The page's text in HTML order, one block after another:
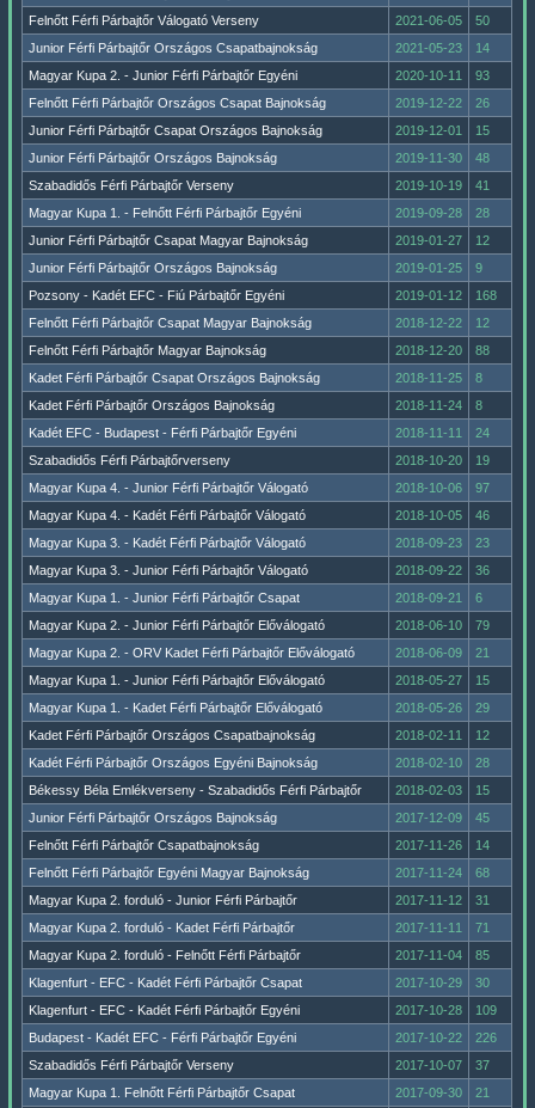
Felnőtt Férfi Párbajtőr Válogató Verseny
2021-06-05
50
Junior Férfi Párbajtőr Országos Csapatbajnokság
2021-05-23
14
Magyar Kupa 2. - Junior Férfi Párbajtőr Egyéni
2020-10-11
93
Felnőtt Férfi Párbajtőr Országos Csapat Bajnokság
2019-12-22
26
Junior Férfi Párbajtőr Csapat Országos Bajnokság
2019-12-01
15
Junior Férfi Párbajtőr Országos Bajnokság
2019-11-30
48
Szabadidős Férfi Párbajtőr Verseny
2019-10-19
41
Magyar Kupa 1. - Felnőtt Férfi Párbajtőr Egyéni
2019-09-28
28
Junior Férfi Párbajtőr Csapat Magyar Bajnokság
2019-01-27
12
Junior Férfi Párbajtőr Országos Bajnokság
2019-01-25
9
Pozsony - Kadét EFC - Fiú Párbajtőr Egyéni
2019-01-12
168
Felnőtt Férfi Párbajtőr Csapat Magyar Bajnokság
2018-12-22
12
Felnőtt Férfi Párbajtőr Magyar Bajnokság
2018-12-20
88
Kadet Férfi Párbajtőr Csapat Országos Bajnokság
2018-11-25
8
Kadet Férfi Párbajtőr Országos Bajnokság
2018-11-24
8
Kadét EFC - Budapest - Férfi Párbajtőr Egyéni
2018-11-11
24
Szabadidős Férfi Párbajtőrverseny
2018-10-20
19
Magyar Kupa 4. - Junior Férfi Párbajtőr Válogató
2018-10-06
97
Magyar Kupa 4. - Kadét Férfi Párbajtőr Válogató
2018-10-05
46
Magyar Kupa 3. - Kadét Férfi Párbajtőr Válogató
2018-09-23
23
Magyar Kupa 3. - Junior Férfi Párbajtőr Válogató
2018-09-22
36
Magyar Kupa 1. - Junior Férfi Párbajtőr Csapat
2018-09-21
6
Magyar Kupa 2. - Junior Férfi Párbajtőr Előválogató
2018-06-10
79
Magyar Kupa 2. - ORV Kadet Férfi Párbajtőr Előválogató
2018-06-09
21
Magyar Kupa 1. - Junior Férfi Párbajtőr Előválogató
2018-05-27
15
Magyar Kupa 1. - Kadet Férfi Párbajtőr Előválogató
2018-05-26
29
Kadet Férfi Párbajtőr Országos Csapatbajnokság
2018-02-11
12
Kadét Férfi Párbajtőr Országos Egyéni Bajnokság
2018-02-10
28
Békessy Béla Emlékverseny - Szabadidős Férfi Párbajtőr
2018-02-03
15
Junior Férfi Párbajtőr Országos Bajnokság
2017-12-09
45
Felnőtt Férfi Párbajtőr Csapatbajnokság
2017-11-26
14
Felnőtt Férfi Párbajtőr Egyéni Magyar Bajnokság
2017-11-24
68
Magyar Kupa 2. forduló - Junior Férfi Párbajtőr
2017-11-12
31
Magyar Kupa 2. forduló - Kadet Férfi Párbajtőr
2017-11-11
71
Magyar Kupa 2. forduló - Felnőtt Férfi Párbajtőr
2017-11-04
85
Klagenfurt - EFC - Kadét Férfi Párbajtőr Csapat
2017-10-29
30
Klagenfurt - EFC - Kadét Férfi Párbajtőr Egyéni
2017-10-28
109
Budapest - Kadét EFC - Férfi Párbajtőr Egyéni
2017-10-22
226
Szabadidős Férfi Párbajtőr Verseny
2017-10-07
37
Magyar Kupa 1. Felnőtt Férfi Párbajtőr Csapat
2017-09-30
21